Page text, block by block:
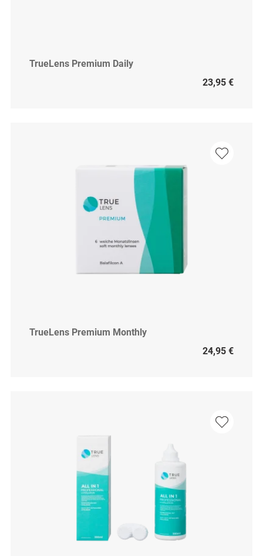
TrueLens Premium Daily
23,95 €
TrueLens Premium Monthly
24,95 €